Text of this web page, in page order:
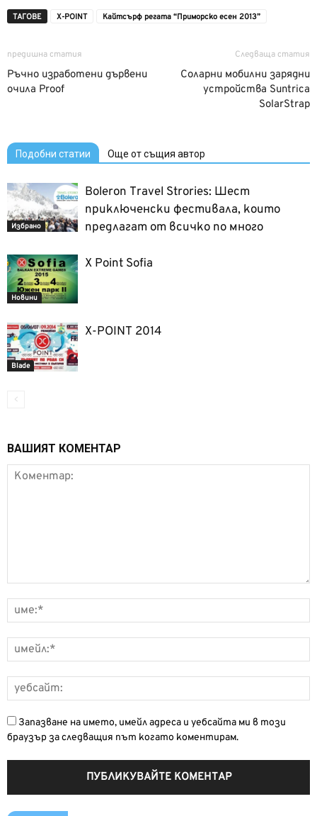
ТАГОВЕ X-POINT Кайтсърф регата “Приморско есен 2013”
предишна статия
Ръчно изработени дървени
очила Proof
Следваща статия
Соларни мобилни зарядни
устройства Suntrica
SolarStrap
Подобни статии Още от същия автор
Избрано
Boleron Travel Strories: Шест
приключенски фестивала, които
предлагат от всичко по много
Новини
X Point Sofia
Blade
X-POINT 2014
ВАШИЯТ КОМЕНТАР
Запазване на името, имейл адреса и уебсайта ми в този
браузър за следващия път когато коментирам.